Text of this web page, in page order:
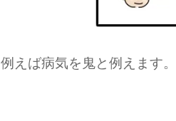
例えば病気を鬼と例えます。